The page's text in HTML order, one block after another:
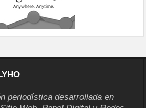
periodística desarrollada en